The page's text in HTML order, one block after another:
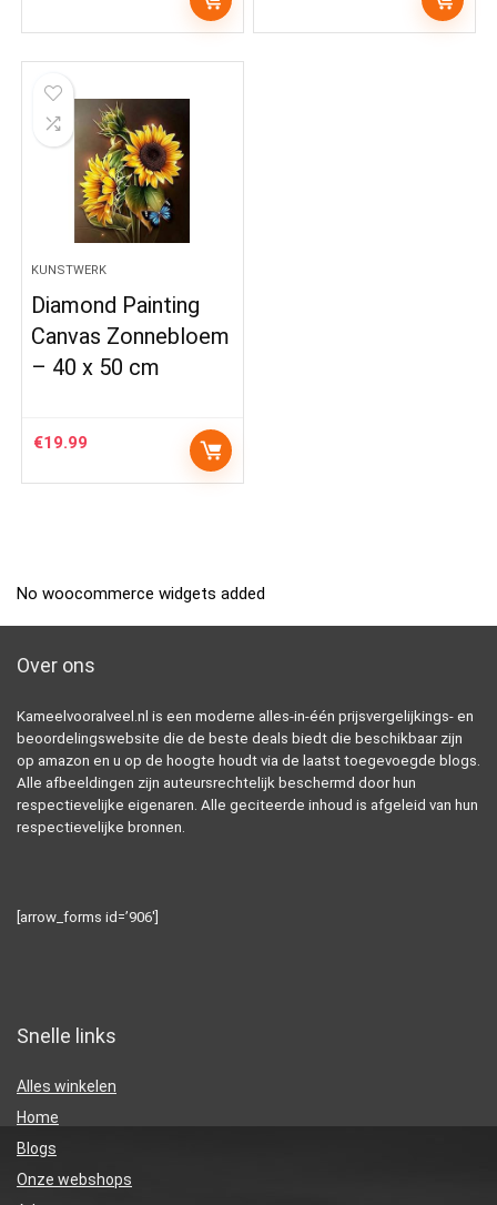
KUNSTWERK
Diamond Painting
Canvas Zonnebloem
– 40 x 50 cm
€19.99
No woocommerce widgets added
Over ons
Kameelvooralveel.nl is een moderne alles-in-één prijsvergelijkings- en
beoordelingswebsite die de beste deals biedt die beschikbaar zijn
op amazon en u op de hoogte houdt via de laatst toegevoegde blogs.
Alle afbeeldingen zijn auteursrechtelijk beschermd door hun
respectievelijke eigenaren. Alle geciteerde inhoud is afgeleid van hun
respectievelijke bronnen.
[arrow_forms id=’906′]
Snelle links
Alles winkelen
Home
Blogs
Onze webshops